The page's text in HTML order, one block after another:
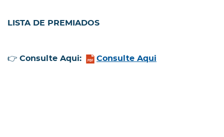
LISTA DE PREMIADOS
👉 Consulte Aqui: Consulte Aqui